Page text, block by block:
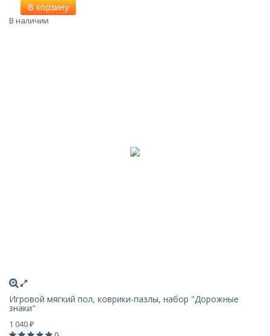
В корзину
В наличии
Игровой мягкий пол, коврики-пазлы, набор "Дорожные
знаки"
1 040 ₽